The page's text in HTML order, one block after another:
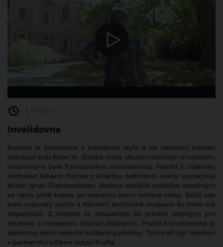
Invalidovna
Budova je postavena v barokním stylu a na základní kámen
poklepal král Karel VI. Stavba měla sloužit válečným invalidům,
inspirována byla francouzskou Invalidovnou. Navrhl ji vídeňský
architekt Johann Fischer z Erlachu, definitivní plány vypracoval
Kilián Ignác Dientzenhofer. Budova sloužila vojákům zraněným
ve válce ještě krátce po skončení první světové války. Sídlil zde
také vojenský archiv a Národní technické muzeum tu mělo své
depozitáře. Z chodeb se vstupovalo do prostor určených pro
mužstvo a mezipatro obývali důstojníci. Pražská Invalidovna je
zařazena mezi národní kulturní památky. Tento díl byl natočen
v partnerství s Open House Praha.